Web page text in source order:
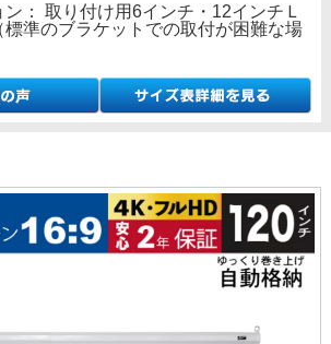
： 取り付け用6インチ・12インチＬ
準のブラケットでの取付が困難な場